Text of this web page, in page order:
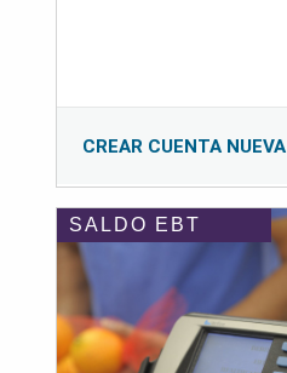
CREAR CUENTA NUEVA
SALDO EBT